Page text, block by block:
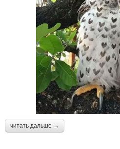
читать дальше →